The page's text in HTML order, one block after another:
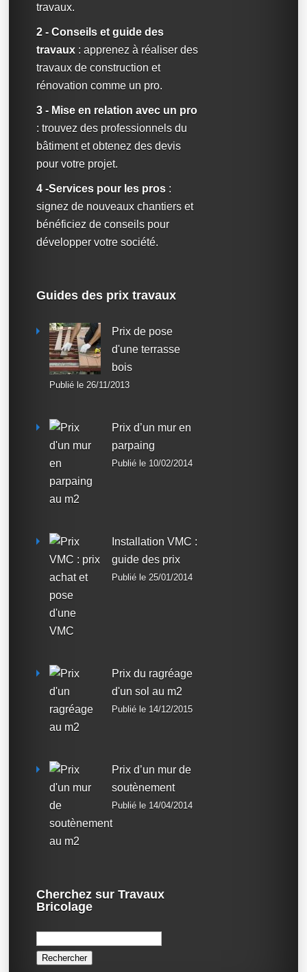
travaux.
2 - Conseils et guide des
travaux : apprenez à réaliser des
travaux de construction et
rénovation comme un pro.
3 - Mise en relation avec un pro
: trouvez des professionnels du
bâtiment et obtenez des devis
pour votre projet.
4 -Services pour les pros :
signez de nouveaux chantiers et
bénéficiez de conseils pour
développer votre société.
Guides des prix travaux
Prix de pose
d'une terrasse
bois
Publié le 26/11/2013
Prix d’un mur en
parpaing
Publié le 10/02/2014
Installation VMC :
guide des prix
Publié le 25/01/2014
Prix du ragréage
d'un sol au m2
Publié le 14/12/2015
Prix d’un mur de
soutènement
Publié le 14/04/2014
Cherchez sur Travaux
Bricolage
Rechercher :